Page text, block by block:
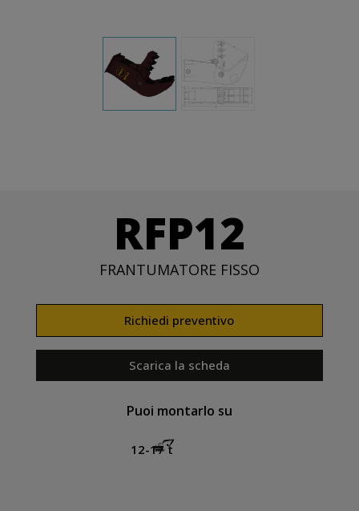
RFP12
FRANTUMATORE FISSO
Richiedi preventivo
Scarica la scheda
Puoi montarlo su
12-17 t